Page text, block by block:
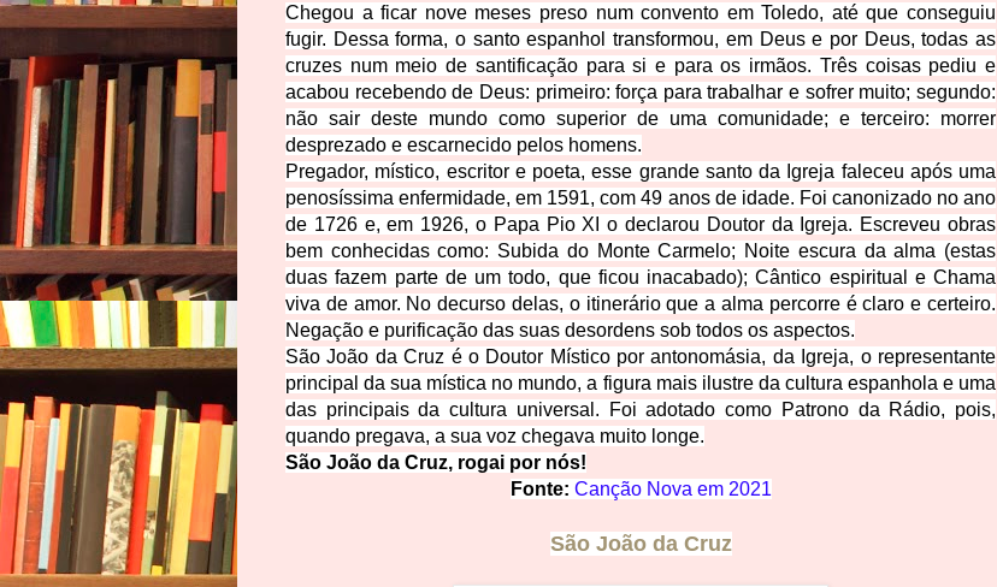
Chegou a ficar nove meses preso num convento em Toledo, até que conseguiu
fugir. Dessa forma, o santo espanhol transformou, em Deus e por Deus, todas as
cruzes num meio de santificação para si e para os irmãos. Três coisas pediu e
acabou recebendo de Deus: primeiro: força para trabalhar e sofrer muito; segundo:
não sair deste mundo como superior de uma comunidade; e terceiro: morrer
desprezado e escarnecido pelos homens.
Pregador, místico, escritor e poeta, esse grande santo da Igreja faleceu após uma
penosíssima enfermidade, em 1591, com 49 anos de idade. Foi canonizado no ano
de 1726 e, em 1926, o Papa Pio XI o declarou Doutor da Igreja. Escreveu obras
bem conhecidas como: Subida do Monte Carmelo; Noite escura da alma (estas
duas fazem parte de um todo, que ficou inacabado);Cântico espiritual e Chama
viva de amor. No decurso delas, o itinerário que a alma percorre é claro e certeiro.
Negação e purificação das suas desordens sob todos os aspectos.
São João da Cruz é o Doutor Místico por antonomásia, da Igreja, o representante
principal da sua mística no mundo, a figura mais ilustre da cultura espanhola e uma
das principais da cultura universal. Foi adotado como Patrono da Rádio, pois,
quando pregava, a sua voz chegava muito longe.
São João da Cruz, rogai por nós!
Fonte: Canção Nova em 2021
São João da Cruz